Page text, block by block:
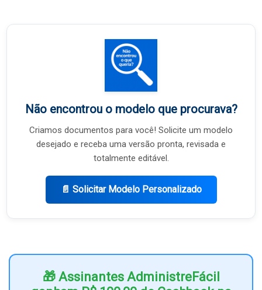
Não encontrou o modelo que procurava?
Criamos documentos para você! Solicite um modelo
desejado e receba uma versão pronta, revisada e
totalmente editável.
📄 Solicitar Modelo Personalizado
🎁 Assinantes AdministreFácil